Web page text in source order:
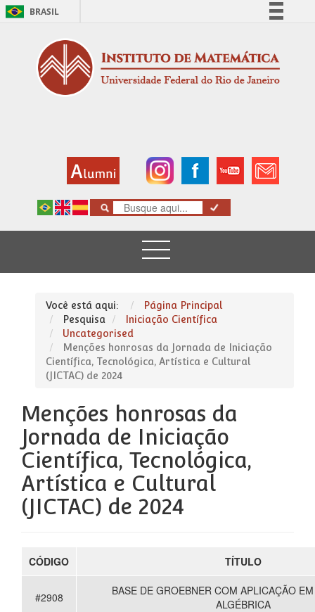
BRASIL
Comunica BR
Participe
Você está aqui:
Página Principal
Pesquisa
Iniciação Científica
Uncategorised
Menções honrosas da Jornada de Iniciação
Científica, Tecnológica, Artística e Cultural
(JICTAC) de 2024
Menções honrosas da
Jornada de Iniciação
Científica, Tecnológica,
Artística e Cultural
(JICTAC) de 2024
CÓDIGO TÍTULO
#2908
BASE DE GROEBNER COM APLICAÇÃO
ALGÉBRICA